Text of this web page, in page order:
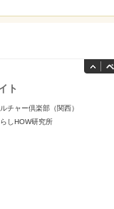
ト
チャー倶楽部（関西）
しHOW研究所